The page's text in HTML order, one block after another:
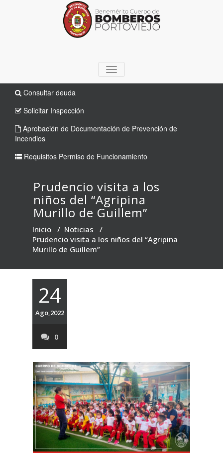
TOGGLE
NAVIGATION
Consultar deuda
Solicitar Inspección
Aprobación de Documentación de Prevención de
Incendios
Requisitos Permiso de Funcionamiento
Prudencio visita a los
niños del “Agripina
Murillo de Guillem”
Inicio / Noticias /
Prudencio visita a los niños del “Agripina
Murillo de Guillem”
24
Ago,2022
0